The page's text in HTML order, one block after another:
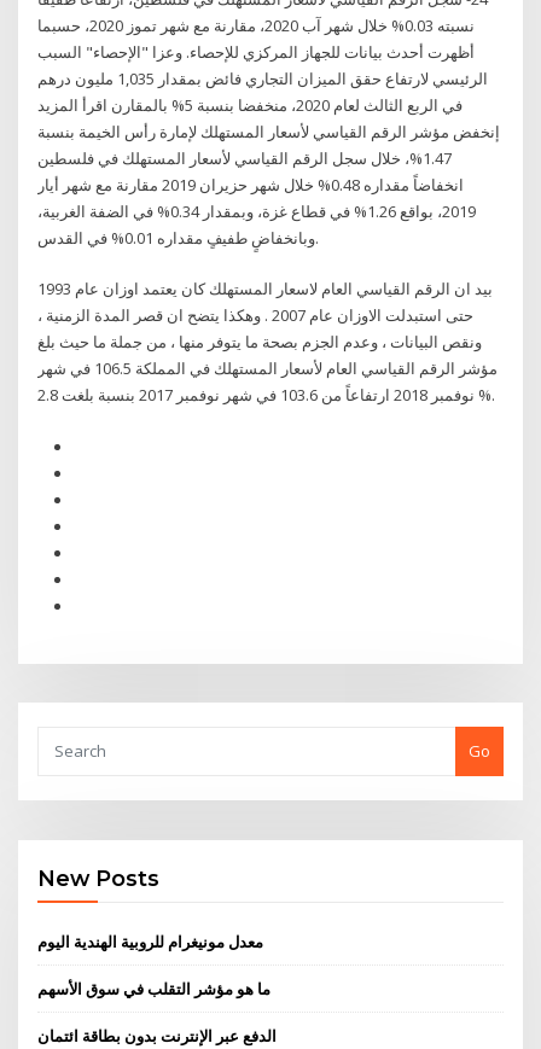
نسبته 0.03% خلال شهر آب 2020، مقارنة مع شهر تموز 2020، حسبما
أظهرت أحدث بيانات للجهاز المركزي للإحصاء. وعزا "الإحصاء" السبب
الرئيسي لارتفاع حقق الميزان التجاري فائض بمقدار 1,035 مليون درهم
في الربع الثالث لعام 2020، منخفضا بنسبة 5% بالمقارن اقرأ المزيد
إنخفض مؤشر الرقم القياسي لأسعار المستهلك لإمارة رأس الخيمة بنسبة
1.47%، خلال سجل الرقم القياسي لأسعار المستهلك في فلسطين
انخفاضاً مقداره 0.48% خلال شهر حزيران 2019 مقارنة مع شهر أيار
2019، بواقع 1.26% في قطاع غزة، وبمقدار 0.34% في الضفة الغربية،
وبانخفاضٍ طفيفٍ مقداره 0.01% في القدس.
بيد ان الرقم القياسي العام لاسعار المستهلك كان يعتمد اوزان عام 1993
حتى استبدلت الاوزان عام 2007 . وهكذا يتضح ان قصر المدة الزمنية ،
ونقص البيانات ، وعدم الجزم بصحة ما يتوفر منها ، من جملة ما حيث بلغ
مؤشر الرقم القياسي العام لأسعار المستهلك في المملكة 106.5 في شهر
نوفمبر 2018 ارتفاعاً من 103.6 في شهر نوفمبر 2017 بنسبة بلغت 2.8 %.
Go
New Posts
معدل مونيغرام للروبية الهندية اليوم
ما هو مؤشر التقلب في سوق الأسهم
الدفع عبر الإنترنت بدون بطاقة ائتمان